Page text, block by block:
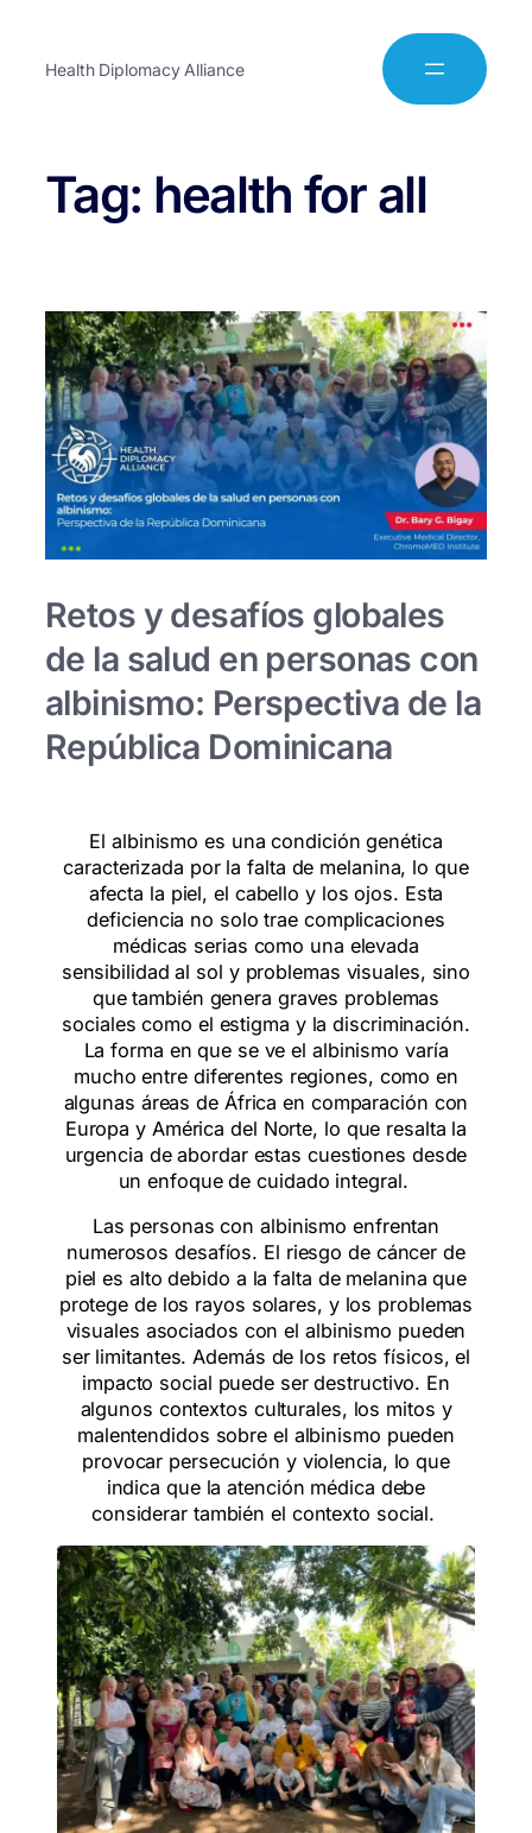
Health Diplomacy Alliance
Tag: health for all
Retos y desafíos globales
de la salud en personas con
albinismo: Perspectiva de la
República Dominicana
El albinismo es una condición genética
caracterizada por la falta de melanina, lo que
afecta la piel, el cabello y los ojos. Esta
deficiencia no solo trae complicaciones
médicas serias como una elevada
sensibilidad al sol y problemas visuales, sino
que también genera graves problemas
sociales como el estigma y la discriminación.
La forma en que se ve el albinismo varía
mucho entre diferentes regiones, como en
algunas áreas de África en comparación con
Europa y América del Norte, lo que resalta la
urgencia de abordar estas cuestiones desde
un enfoque de cuidado integral.
Las personas con albinismo enfrentan
numerosos desafíos. El riesgo de cáncer de
piel es alto debido a la falta de melanina que
protege de los rayos solares, y los problemas
visuales asociados con el albinismo pueden
ser limitantes. Además de los retos físicos, el
impacto social puede ser destructivo. En
algunos contextos culturales, los mitos y
malentendidos sobre el albinismo pueden
provocar persecución y violencia, lo que
indica que la atención médica debe
considerar también el contexto social.